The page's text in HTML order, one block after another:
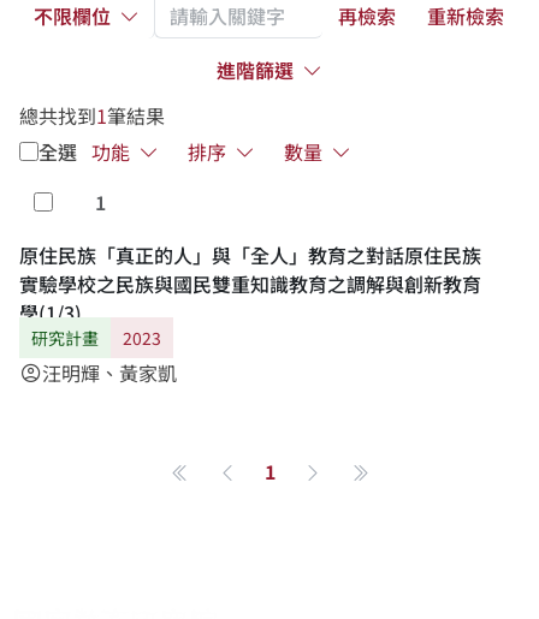
不限欄位 再檢索
重新檢索
進階篩選
總共找到1筆結果
全選 功能 排序
數量
勾選
1
原住民族「真正的人」與「全人」教育之對話原住民族
實驗學校之民族與國民雙重知識教育之調解與創新教育
學(1/3)
研究計畫 2023
account_circle汪明輝、黃家凱
第一頁上一頁
1 下一頁最後一頁